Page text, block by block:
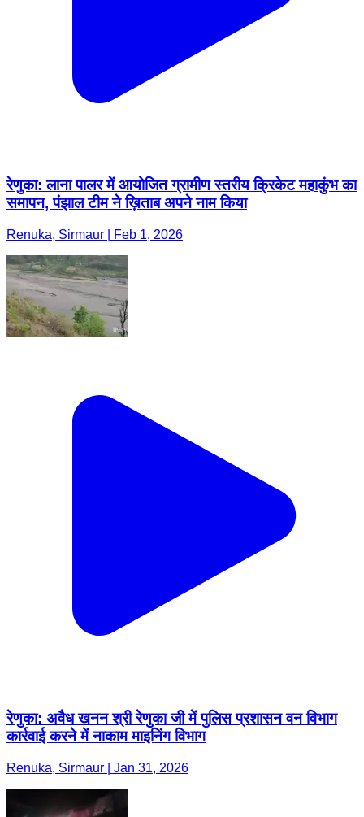
रेणुका: लाना पालर में आयोजित ग्रामीण स्तरीय क्रिकेट महाकुंभ का
समापन, पंझाल टीम ने ख़िताब अपने नाम किया
Renuka, Sirmaur | Feb 1, 2026
रेणुका: अवैध खनन श्री रेणुका जी में पुलिस प्रशासन वन विभाग
कार्रवाई करने में नाकाम माइनिंग विभाग
Renuka, Sirmaur | Jan 31, 2026